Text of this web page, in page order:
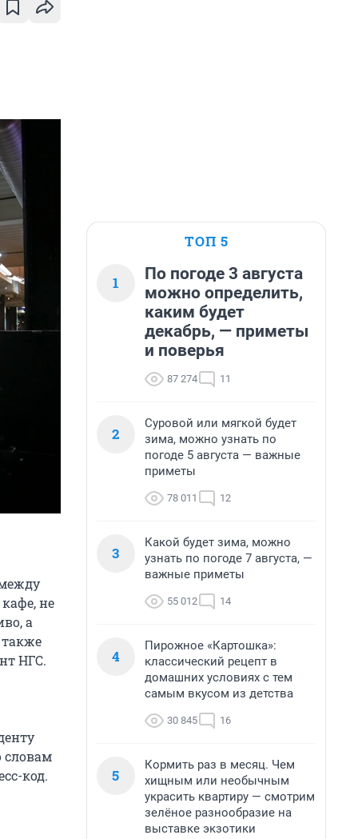
не
а
НГС.
словам
код.
ТОП 5
1
По погоде 3 августа
можно определить,
каким будет
декабрь, — приметы
и поверья
87 274 11
2
Суровой или мягкой будет
зима, можно узнать по
погоде 5 августа — важные
приметы
78 011 12
3
Какой будет зима, можно
узнать по погоде 7 августа, —
важные приметы
55 012 14
4
Пирожное «Картошка»:
классический рецепт в
домашних условиях с тем
самым вкусом из детства
30 845 16
5
Кормить раз в месяц. Чем
хищным или необычным
украсить квартиру — смотрим
зелёное разнообразие на
выставке экзотики